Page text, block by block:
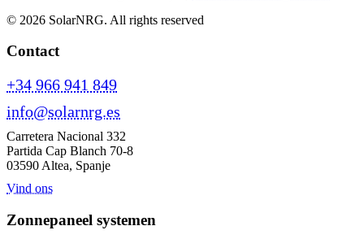
© 2026 SolarNRG. All rights reserved
Contact
+34 966 941 849
info@solarnrg.es
Carretera Nacional 332
Partida Cap Blanch 70-8
03590 Altea, Spanje
Vind ons
Zonnepaneel systemen